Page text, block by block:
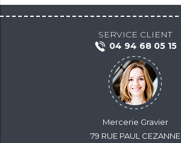
SERVICE CLIENT
04 94 68 05 15
Mercerie Gravier
79 RUE PAUL CEZANNE